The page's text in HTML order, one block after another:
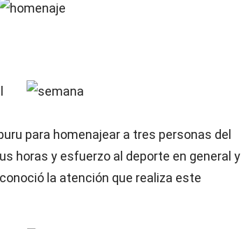
para homenajear a tres personas del
horas y esfuerzo al deporte en general y
la atención que realiza este